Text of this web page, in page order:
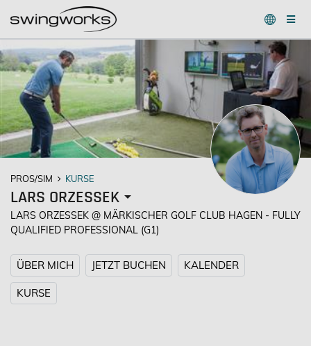
PROS/SIM KURSE
LARS ORZESSEK
LARS ORZESSEK @ MÄRKISCHER GOLF CLUB HAGEN - FULLY
QUALIFIED PROFESSIONAL (G1)
ÜBER MICH JETZT BUCHEN KALENDER
KURSE